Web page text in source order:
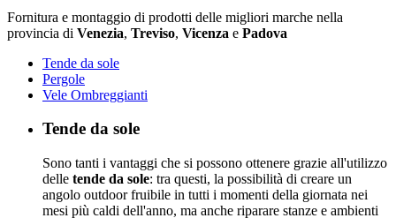
Fornitura e montaggio di prodotti delle migliori marche nella
provincia di Venezia, Treviso, Vicenza e Padova
Tende da sole
Pergole
Vele Ombreggianti
Tende da sole
Sono tanti i vantaggi che si possono ottenere grazie all'utilizzo
delle tende da sole: tra questi, la possibilità di creare un
angolo outdoor fruibile in tutti i momenti della giornata nei
mesi più caldi dell'anno, ma anche riparare stanze e ambienti